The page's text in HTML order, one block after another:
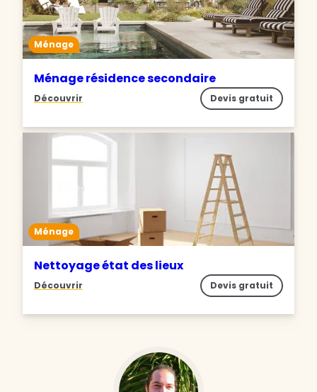
Ménage
Ménage résidence secondaire
Découvrir Devis gratuit
Ménage
Nettoyage état des lieux
Découvrir Devis gratuit